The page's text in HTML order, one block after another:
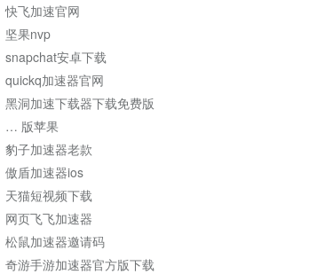
快飞加速官网
坚果nvp
snapchat安卓下载
quickq加速器官网
黑洞加速下载器下载免费版
… 版苹果
豹子加速器老款
傲盾加速器ios
天猫短视频下载
网页飞飞加速器
松鼠加速器邀请码
奇游手游加速器官方版下载